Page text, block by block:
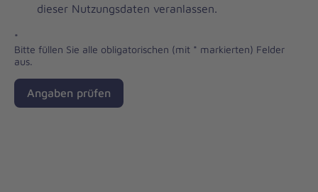
dieser Nutzungsdaten veranlassen.
*
Bitte füllen Sie alle obligatorischen (mit * markierten) Felder
aus.
Angaben prüfen